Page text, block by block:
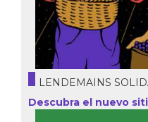
LENDEMAINS
Descubra el nuevo